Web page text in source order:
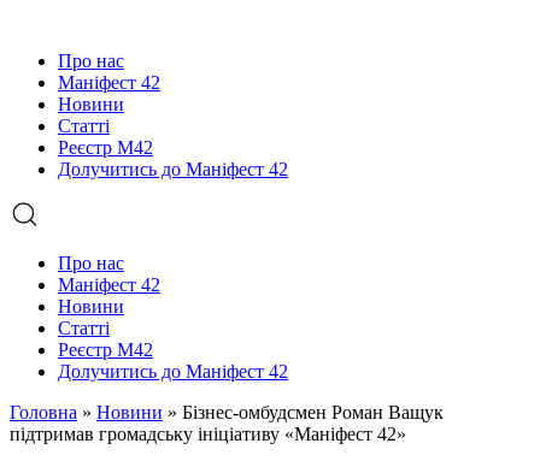
Про нас
Маніфест 42
Новини
Статті
Реєстр М42
Долучитись до Маніфест 42
Про нас
Маніфест 42
Новини
Статті
Реєстр М42
Долучитись до Маніфест 42
Головна » Новини » Бізнес-омбудсмен Роман Ващук
підтримав громадську ініціативу «Маніфест 42»